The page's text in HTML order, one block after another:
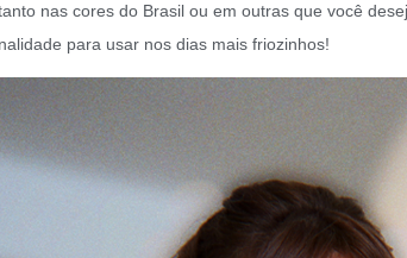
nas cores do Brasil ou em outras que você
para usar nos dias mais friozinhos!